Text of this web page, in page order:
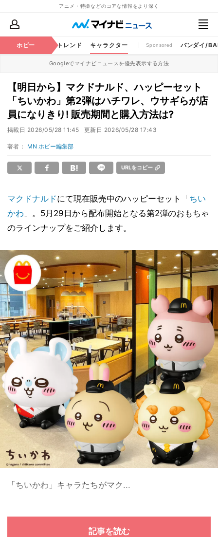
アニメ・特撮などのコアな情報をより深く
ホビー
特撮 トレンド キャラクター Sponsored バンダイ/
Googleでマイナビニュースを優先表示する方法
【明日から】マクドナルド、ハッピーセット
「ちいかわ」第2弾はハチワレ、ウサギらが店
員になりきり! 販売期間と購入方法は?
掲載日 2026/05/28 11:45 更新日 2026/05/28 17:43
著者： MN ホビー編集部
URLをコピー
マクドナルドにて現在販売中のハッピーセット「 ちい
かわ 」。5月29日から配布開始となる第2弾のおもちゃ
のラインナップをご紹介します。
「ちいかわ」キャラたちがマク...
記事を読む